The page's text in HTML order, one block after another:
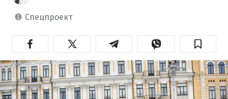
спецпроект